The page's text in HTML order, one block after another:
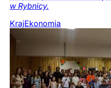
w Rybnicy.
KrajEkonomia